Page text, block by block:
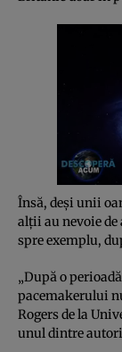
Însă, deși unii
alții au nevoie de
spre exemplu,
„După o
pacemakerului
Rogers de la
unul dintre